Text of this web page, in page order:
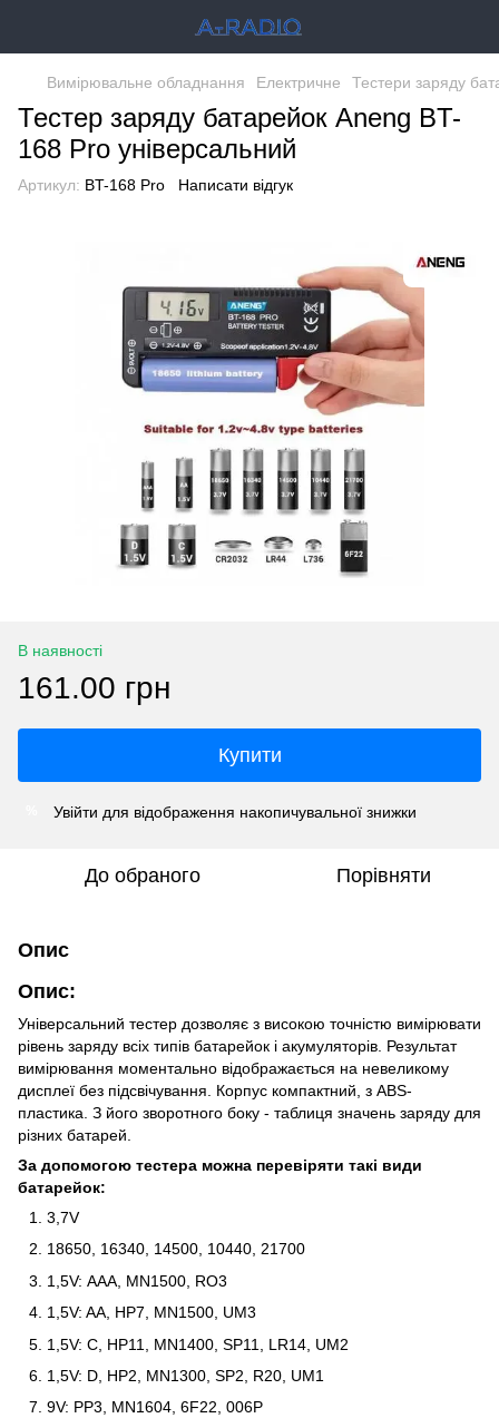
Вимірювальне обладнання Електричне Тестери заряду
Тестер заряду батарейок Aneng BT-
168 Pro універсальний
Артикул: BT-168 Pro Написати відгук
В наявності
161.00 грн
Купити
Увійти для відображення накопичувальної знижки
До обраного Порівняти
Опис
Опис:
Універсальний тестер дозволяє з високою точністю вимірювати
рівень заряду всіх типів батарейок і акумуляторів. Результат
вимірювання моментально відображається на невеликому
дисплеї без підсвічування. Корпус компактний, з ABS-
пластика. З його зворотного боку - таблиця значень заряду для
різних батарей.
За допомогою тестера можна перевіряти такі види
батарейок:
3,7V
18650, 16340, 14500, 10440, 21700
1,5V: ААА, MN1500, RO3
1,5V: AA, HP7, MN1500, UM3
1,5V: C, HP11, MN1400, SP11, LR14, UM2
1,5V: D, HP2, MN1300, SP2, R20, UM1
9V: PP3, MN1604, 6F22, 006P